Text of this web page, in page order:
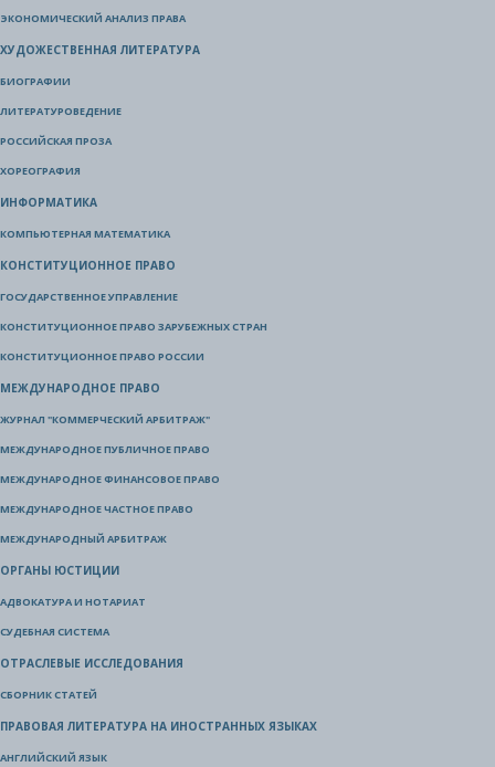
ЭКОНОМИЧЕСКИЙ АНАЛИЗ ПРАВА
ХУДОЖЕСТВЕННАЯ ЛИТЕРАТУРА
БИОГРАФИИ
ЛИТЕРАТУРОВЕДЕНИЕ
РОССИЙСКАЯ ПРОЗА
ХОРЕОГРАФИЯ
ИНФОРМАТИКА
КОМПЬЮТЕРНАЯ МАТЕМАТИКА
КОНСТИТУЦИОННОЕ ПРАВО
ГОСУДАРСТВЕННОЕ УПРАВЛЕНИЕ
КОНСТИТУЦИОННОЕ ПРАВО ЗАРУБЕЖНЫХ СТРАН
КОНСТИТУЦИОННОЕ ПРАВО РОССИИ
МЕЖДУНАРОДНОЕ ПРАВО
ЖУРНАЛ "КОММЕРЧЕСКИЙ АРБИТРАЖ"
МЕЖДУНАРОДНОЕ ПУБЛИЧНОЕ ПРАВО
МЕЖДУНАРОДНОЕ ФИНАНСОВОЕ ПРАВО
МЕЖДУНАРОДНОЕ ЧАСТНОЕ ПРАВО
МЕЖДУНАРОДНЫЙ АРБИТРАЖ
ОРГАНЫ ЮСТИЦИИ
АДВОКАТУРА И НОТАРИАТ
СУДЕБНАЯ СИСТЕМА
ОТРАСЛЕВЫЕ ИССЛЕДОВАНИЯ
СБОРНИК СТАТЕЙ
ПРАВОВАЯ ЛИТЕРАТУРА НА ИНОСТРАННЫХ ЯЗЫКАХ
АНГЛИЙСКИЙ ЯЗЫК